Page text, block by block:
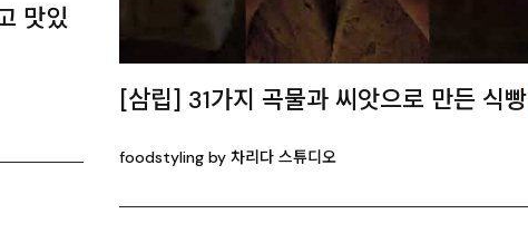
맛있
[삼립] 31가지 곡물과 씨앗으로 만든 식빵
foodstyling by 차리다 스튜디오